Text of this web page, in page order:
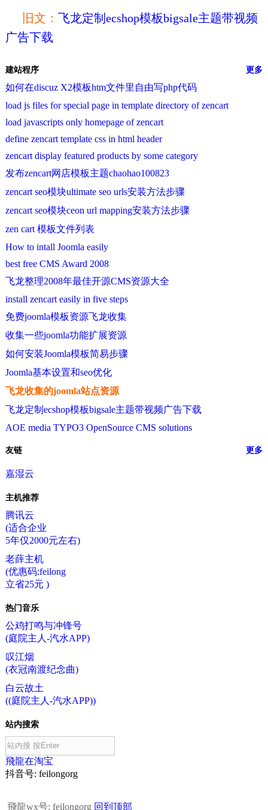
旧文： 飞龙定制ecshop模板bigsale主题带视频
广告下载
建站程序 更多
如何在discuz X2模板htm文件里自由写php代码
load js files for special page in template directory of zencart
load javascripts only homepage of zencart
define zencart template css in html header
zencart display featured products by some category
发布zencart网店模板主题chaohao100823
zencart seo模块ultimate seo urls安装方法步骤
zencart seo模块ceon url mapping安装方法步骤
zen cart 模板文件列表
How to intall Joomla easily
best free CMS Award 2008
飞龙整理2008年最佳开源CMS资源大全
install zencart easily in five steps
免费joomla模板资源飞龙收集
收集一些joomla功能扩展资源
如何安装Joomla模板简易步骤
Joomla基本设置和seo优化
飞龙收集的joomla站点资源
飞龙定制ecshop模板bigsale主题带视频广告下载
AOE media TYPO3 OpenSource CMS solutions
友链 更多
嘉湿云
主机推荐
腾讯云
(适合企业
5年仅2000元左右)
老薛主机
(优惠码:feilong
立省25元 )
热门音乐
公鸡打鸣与冲锋号
(庭院主人-汽水APP)
叹江烟
(衣冠南渡纪念曲)
白云故土
((庭院主人-汽水APP))
站内搜索
飛龍在淘宝
抖音号: feilongorg
飛龍wx号: feilongorg 回到顶部